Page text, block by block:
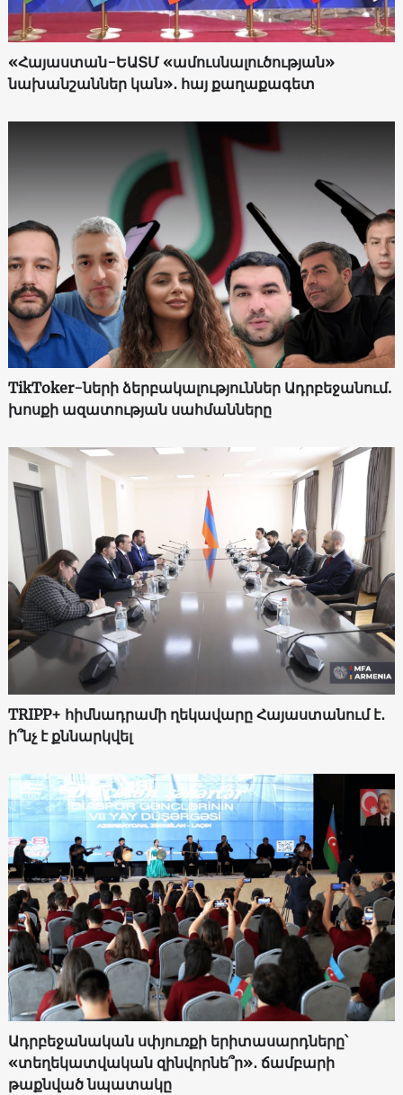
«Հայաստան-ԵԱՏՄ «ամուսնալուծության»
նախանշաններ կան»․ հայ քաղաքագետ
TikToker-ների ձերբակալություններ Ադրբեջանում.
խոսքի ազատության սահմանները
TRIPP+ հիմնադրամի ղեկավարը Հայաստանում է․
ի՞նչ է քննարկվել
Ադրբեջանական սփյուռքի երիտասարդները՝
«տեղեկատվական զինվորնե՞ր»․ ճամբարի
թաքնված նպատակը